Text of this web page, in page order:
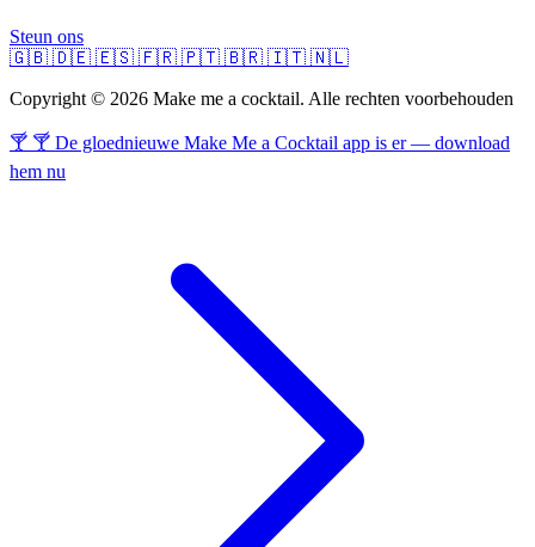
Steun ons
🇬🇧 🇩🇪 🇪🇸 🇫🇷 🇵🇹 🇧🇷 🇮🇹 🇳🇱
Copyright © 2026 Make me a cocktail. Alle rechten voorbehouden
🍸 🍸 De gloednieuwe Make Me a Cocktail app is er — download
hem nu